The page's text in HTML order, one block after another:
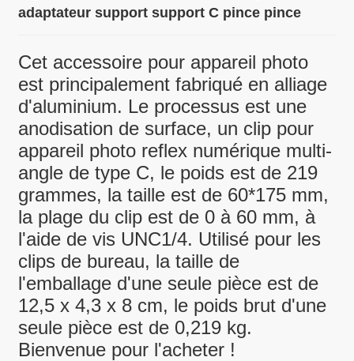
adaptateur support support C pince pince
Cet accessoire pour appareil photo
est principalement fabriqué en alliage
d'aluminium. Le processus est une
anodisation de surface, un clip pour
appareil photo reflex numérique multi-
angle de type C, le poids est de 219
grammes, la taille est de 60*175 mm,
la plage du clip est de 0 à 60 mm, à
l'aide de vis UNC1/4. Utilisé pour les
clips de bureau, la taille de
l'emballage d'une seule pièce est de
12,5 x 4,3 x 8 cm, le poids brut d'une
seule pièce est de 0,219 kg.
Bienvenue pour l'acheter !